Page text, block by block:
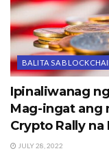
BALITA SA
Ipinaliwanag
Mag-ingat ang
Crypto Rally na
JULY 28, 2022